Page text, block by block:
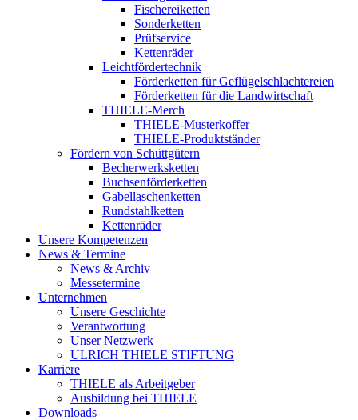
Fischereiketten
Sonderketten
Prüfservice
Kettenräder
Leichtfördertechnik
Förderketten für Geflügelschlachtereien
Förderketten für die Landwirtschaft
THIELE-Merch
THIELE-Musterkoffer
THIELE-Produktständer
Fördern von Schüttgütern
Becherwerksketten
Buchsenförderketten
Gabellaschenketten
Rundstahlketten
Kettenräder
Unsere Kompetenzen
News & Termine
News & Archiv
Messetermine
Unternehmen
Unsere Geschichte
Verantwortung
Unser Netzwerk
ULRICH THIELE STIFTUNG
Karriere
THIELE als Arbeitgeber
Ausbildung bei THIELE
Downloads